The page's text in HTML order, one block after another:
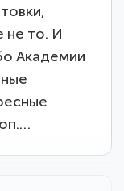
не то. И
Академии